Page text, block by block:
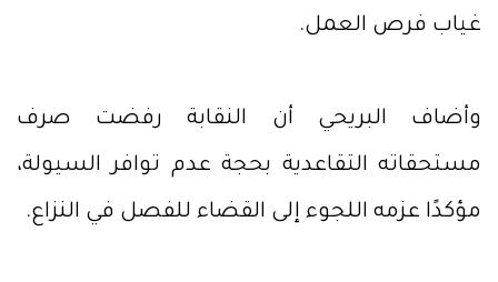
غياب فرص العمل.
وأضاف البريحي أن النقابة رفضت صرف
مستحقاته التقاعدية بحجة عدم توافر السيولة،
مؤكدًا عزمه اللجوء إلى القضاء للفصل في النزاع.